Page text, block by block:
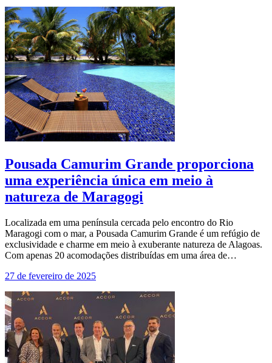
Pousada Camurim Grande proporciona
uma experiência única em meio à
natureza de Maragogi
Localizada em uma península cercada pelo encontro do Rio
Maragogi com o mar, a Pousada Camurim Grande é um refúgio de
exclusividade e charme em meio à exuberante natureza de Alagoas.
Com apenas 20 acomodações distribuídas em uma área de…
27 de fevereiro de 2025